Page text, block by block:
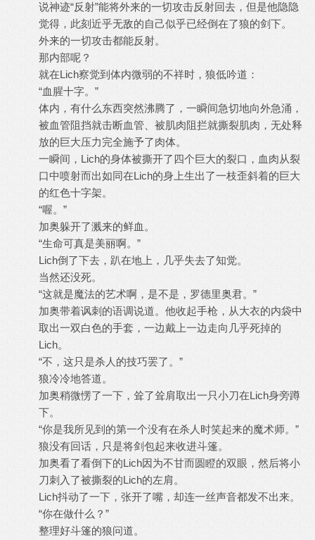
说神迹“反射”能将外来的一切攻击反射回去，但是他隐隐
觉得，此刻近乎无敌的自己似乎已经倒在了狼的剑下。
外来的一切攻击都能反射。
那内部呢？
就在Lich察觉到体内微弱的不祥时，狼低吟道：
“血腥十字。”
体内，有什么东西突然沸腾了，一瞬间急切地向外急涌，
被血管阻挡就击断血管、被肌肉阻拦就撕裂肌肉，无处释
放的巨大压力完全施予了肉体。
一瞬间，Lich的身体被撕开了四个巨大的裂口，血肉从裂
口中喷射而出如同在Lich的身上生出了一枝歪斜着的巨大
的红色十字架。
“喔。”
加奥躲开了溅来的鲜血。
“生命可真是美丽啊。”
Lich倒了下去，趴在地上，几乎失去了知觉。
当然还没死。
“这就是魔法的艺术啊，是不是，罗德里奥君。”
加奥带着讽刺的语调说道。他收起手枪，从大衣的内袋中
取出一双白色的手套，一边戴上一边走向几乎死掉的
Lich。
“不，这只是杀人的技巧罢了。”
狼冷冷地答道。
加奥稍微愣了一下，耸了耸肩取出一只小刀在Lich身旁蹲
下。
“你是我所见到的第一个没有在杀人时笑起来的魔术师。”
狼没有回话，只是将剑包起来收进斗篷。
加奥看了看倒下的Lich因为不甘而圆瞪的双眼，然后将小
刀刺入了被撕裂的Lich的左肩。
Lich抖动了一下，张开了嘴，却连一丝声音都发不出来。
“你在做什么？”
整理好斗篷的狼问道。